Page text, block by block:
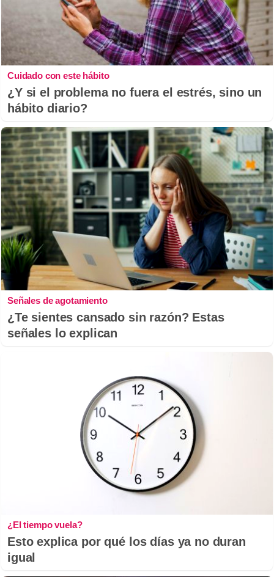
Cuidado con este hábito
¿Y si el problema no fuera el estrés, sino un
hábito diario?
Señales de agotamiento
¿Te sientes cansado sin razón? Estas
señales lo explican
¿El tiempo vuela?
Esto explica por qué los días ya no duran
igual